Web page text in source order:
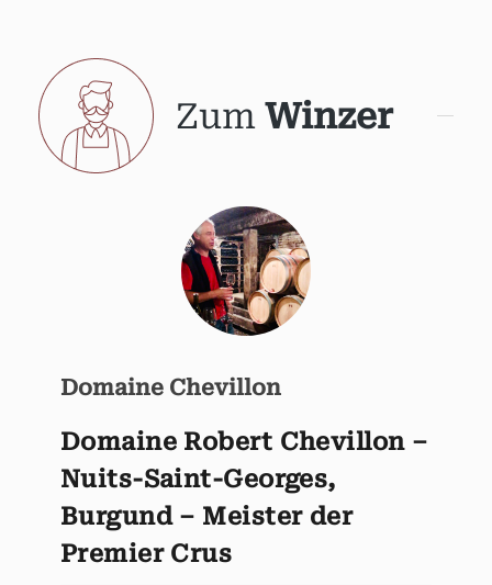
Zum Winzer
Domaine Chevillon
Domaine Robert Chevillon –
Nuits-Saint-Georges,
Burgund – Meister der
Premier Crus